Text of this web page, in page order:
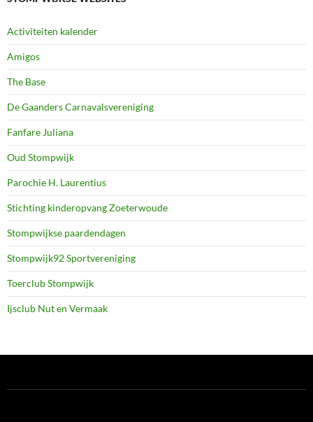
Activiteiten kalender
Amigos
The Base
De Gaanders Carnavalsvereniging
Fanfare Juliana
Oud Stompwijk
Parochie H. Laurentius
Stichting kinderopvang Zoeterwoude
Stompwijkse paardendagen
Stompwijk92 Sportvereniging
Toerclub Stompwijk
Ijsclub Nut en Vermaak